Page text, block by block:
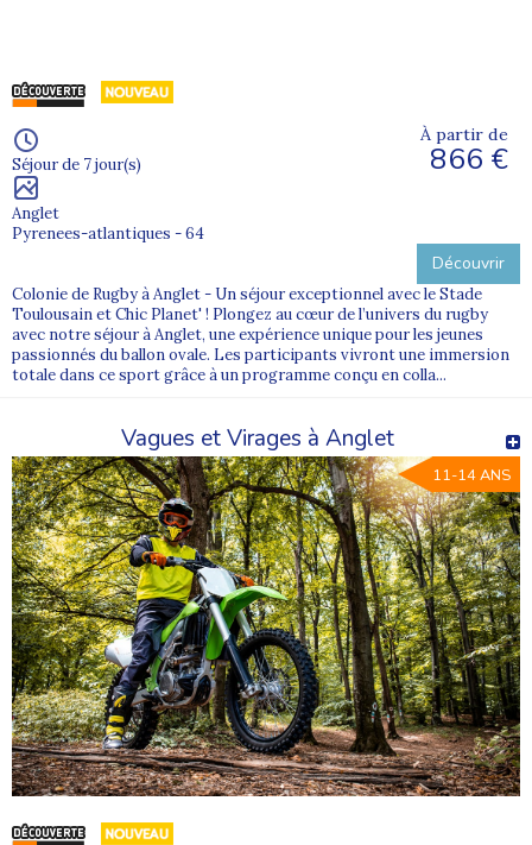
Séjour de 7 jour(s)
Anglet
Pyrenees-atlantiques - 64
À partir de
866 €
Découvrir
Colonie de Rugby à Anglet - Un séjour exceptionnel avec le Stade
Toulousain et Chic Planet' ! Plongez au cœur de l’univers du rugby
avec notre séjour à Anglet, une expérience unique pour les jeunes
passionnés du ballon ovale. Les participants vivront une immersion
totale dans ce sport grâce à un programme conçu en colla...
Vagues et Virages à Anglet
11-14 ANS